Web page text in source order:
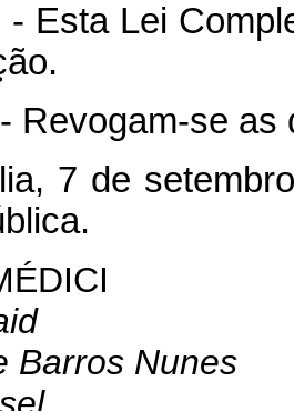
- Esta Lei
Revogam-se as
de setembro
Barros Nunes